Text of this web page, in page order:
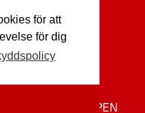
för att
för dig
TILL TOPPEN